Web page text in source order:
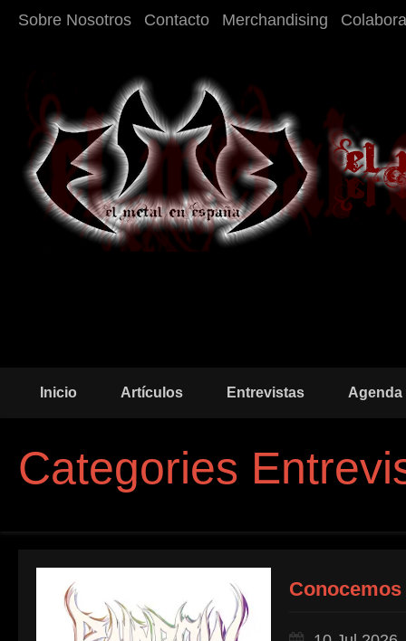
Sobre Nosotros Contacto Merchandising
Inicio Artículos Entrevistas Agenda
Categories
Conocemos